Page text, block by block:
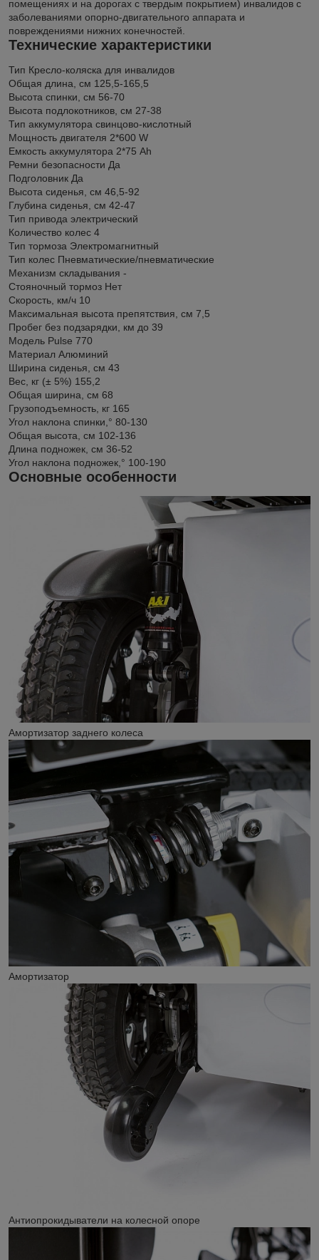
помещениях и на дорогах с твердым покрытием) инвалидов с
заболеваниями опорно-двигательного аппарата и
повреждениями нижних конечностей.
Технические характеристики
Тип Кресло-коляска для инвалидов
Общая длина, см 125,5-165,5
Высота спинки, см 56-70
Высота подлокотников, см 27-38
Тип аккумулятора свинцово-кислотный
Мощность двигателя 2*600 W
Емкость аккумулятора 2*75 Ah
Ремни безопасности Да
Подголовник Да
Высота сиденья, см 46,5-92
Глубина сиденья, см 42-47
Тип привода электрический
Количество колес 4
Тип тормоза Электромагнитный
Тип колес Пневматические/пневматические
Механизм складывания -
Стояночный тормоз Нет
Скорость, км/ч 10
Максимальная высота препятствия, см 7,5
Пробег без подзарядки, км до 39
Модель Pulse 770
Материал Алюминий
Ширина сиденья, см 43
Вес, кг (± 5%) 155,2
Общая ширина, см 68
Грузоподъемность, кг 165
Угол наклона спинки,° 80-130
Общая высота, см 102-136
Длина подножек, см 36-52
Угол наклона подножек,° 100-190
Основные особенности
Амортизатор заднего колеса
Амортизатор
Антиопрокидыватели на колесной опоре